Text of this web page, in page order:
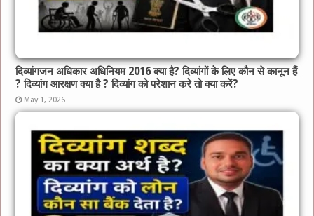
दिव्यांगजन अधिकार अधिनियम 2016 क्या है? दिव्यांगों के लिए कौन से कानून हैं
? दिव्यांग आरक्षण क्या है ? दिव्यांग को परेशान करे तो क्या करें?
May 1, 2026